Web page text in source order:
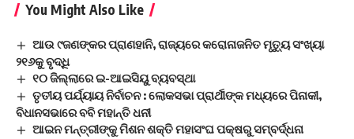
You Might Also Like
ଆଉ ୯ଜଣଙ୍କର ପ୍ରାଣହାନି, ରାଜ୍ୟରେ କରୋନାଜନିତ ମୃତ୍ୟୁ ସଂଖ୍ୟା
୨୧୬କୁ ବୃଦ୍ଧି
୧୦ ଜିଲ୍ଲାରେ ଇ-ଆଇସିୟୁ ବ୍ୟବସ୍ଥା
ତୃତୀୟ ପର୍ଯ୍ୟାୟ ନିର୍ବାଚନ : ଲୋକସଭା ପ୍ରାର୍ଥୀଙ୍କ ମଧ୍ୟରେ ପିନାକୀ,
ବିଧାନସଭାରେ ବବି ମହାନ୍ତି ଧନୀ
ଆଇନ ମନ୍ତ୍ରୀଙ୍କୁ ମିଶନ ଶକ୍ତି ମହାସଂଘ ପକ୍ଷରୁ ସମ୍ବର୍ଦ୍ଧନା